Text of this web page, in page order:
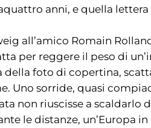
anni, e quella
all’amico Romain
per reggere il peso di
foto di copertina,
Uno sorride, quasi
non riuscisse a scaldarlo
le distanze, un’Europa